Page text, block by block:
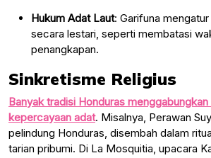
Hukum Adat Laut: Garifuna
secara lestari, seperti membatasi
penangkapan.
Sinkretisme Religius
Banyak tradisi Honduras
kepercayaan adat. Misalnya, Perawan
pelindung Honduras, disembah dalam
tarian pribumi. Di La Mosquitia, upacara